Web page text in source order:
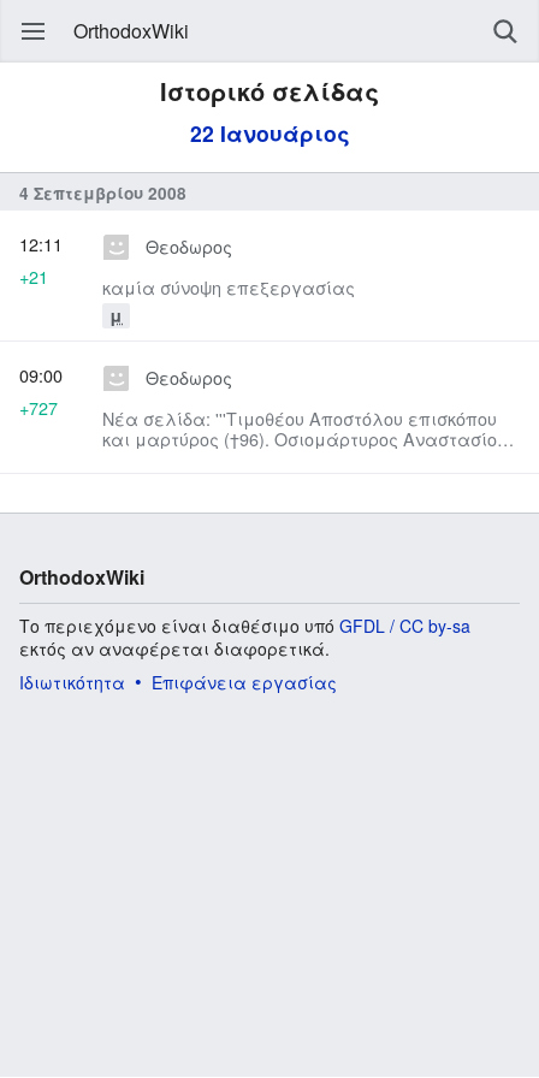
OrthodoxWiki
Ιστορικό σελίδας
22 Ιανουάριος
4 Σεπτεμβρίου 2008
Θεοδωρος
καμία σύνοψη επεξεργασίας
μ
12:11
+21
Θεοδωρος
Νέα σελίδα: '''Τιμοθέου Αποστόλου επισκόπου
και μαρτύρος (†96). Οσιομάρτυρος Αναστασίου
09:00
+727
OrthodoxWiki
Το περιεχόμενο είναι διαθέσιμο υπό GFDL / CC by-sa
εκτός αν αναφέρεται διαφορετικά.
Ιδιωτικότητα
Επιφάνεια εργασίας